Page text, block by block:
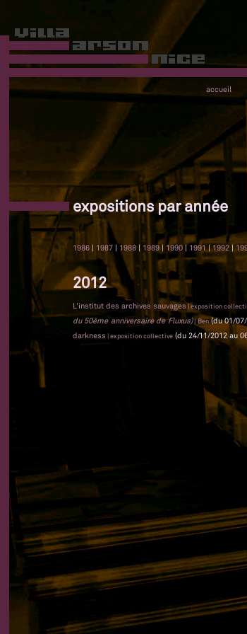
accueil
expositions par année
1986 | 1987 | 1988| 1989 | 1990| 1991|1992 |
2012
L'institut des archives sauvages | exposition
du 50ème anniversaire de Fluxus)| Ben(du 01/
darkness | exposition collective (du 24/11/2012 au